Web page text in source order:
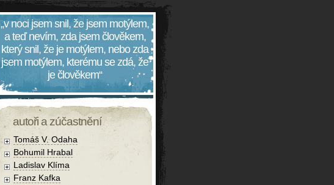
„v noci jsem snil, že jsem motýlem,
a teď nevím, zda jsem člověkem,
který snil, že je motýlem, nebo zda
jsem motýlem, kterému se zdá, že
je člověkem“
autoři a zúčastnění
Tomáš V. Odaha
Bohumil Hrabal
Ladislav Klíma
Franz Kafka